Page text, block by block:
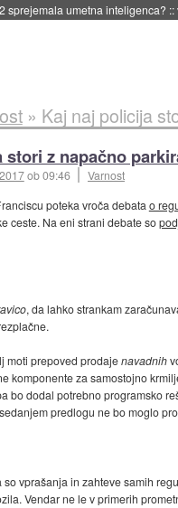
dodatek::včeraj ob 18:17
» Kaj naj policija
stori z napačno
ob 09:46
Varnost
poteka vroča debata o
ceste. Na eni strani debate so
, da lahko strankam
moti prepoved prodajenavadnih
komponente za samostojno
bo dodal potrebno programsko
predlogu ne bo moglo
vprašanja in zahteve samih
Vendar ne le v primerih